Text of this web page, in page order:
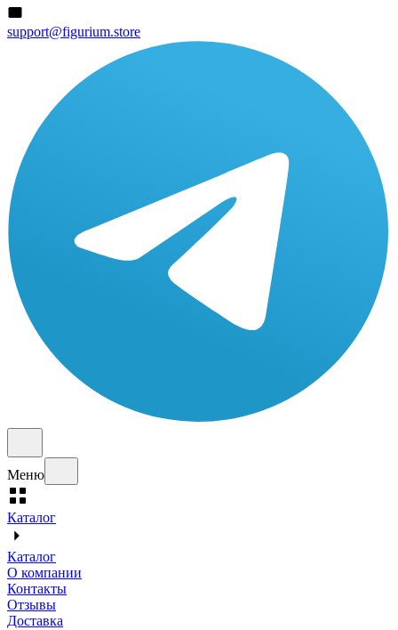
support@figurium.store
Меню
Каталог
Каталог
О компании
Контакты
Отзывы
Доставка